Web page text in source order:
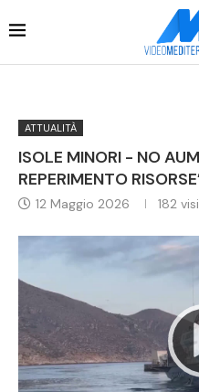
ATTUALITÀ
ISOLE MINORI - NO
REPERIMENTO
12 Maggio 2026 182